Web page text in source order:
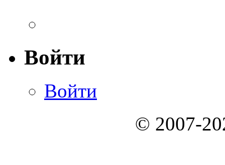
Войти
Войти
© 2007-